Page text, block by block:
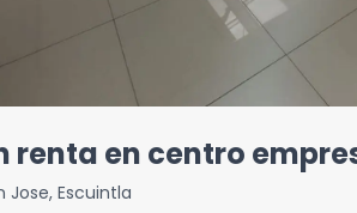
renta en centro
Jose, Escuintla